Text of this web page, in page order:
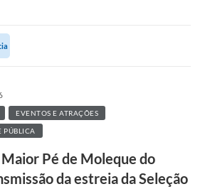
EVENTOS E ATRAÇÕES
PÚBLICA
Maior Pé de Moleque do
da estreia da Seleção